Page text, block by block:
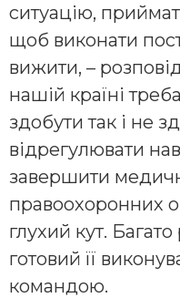
ситуацію,
щоб виконати
вижити, –
нашій країні
здобути так і не
відрегулювати
завершити
правоохоронних
глухий кут.
готовий її
командою.